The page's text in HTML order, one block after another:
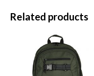
Related products